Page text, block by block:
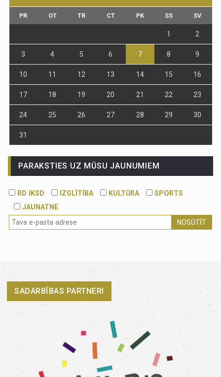
PR OT TR CT PK SS SV
1 2
3 4 5 6 7 8 9
10 11 12 13 14 15 16
17 18 19 20 21 22 23
24 25 26 27 28 29 30
31
PARAKSTIES UZ MŪSU JAUNUMIEM
RD IKSD IZGLĪTĪBA KULTŪRA
SPORTS
JAUNATNE
NOSŪTĪT
SADARBĪBAS PARTNERI